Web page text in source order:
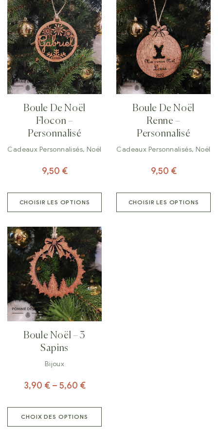
Boule De Noël
Flocon –
Personnalisé
Cadeaux Personnalisés, Noël
9,50 €
CHOISIR LES OPTIONS
Boule De Noël
Renne –
Personnalisé
Cadeaux Personnalisés, Noël
9,50 €
CHOISIR LES OPTIONS
Boule Noël – 3
Sapins
Bijoux
3,90 €– 5,60 €
CHOIX DES OPTIONS